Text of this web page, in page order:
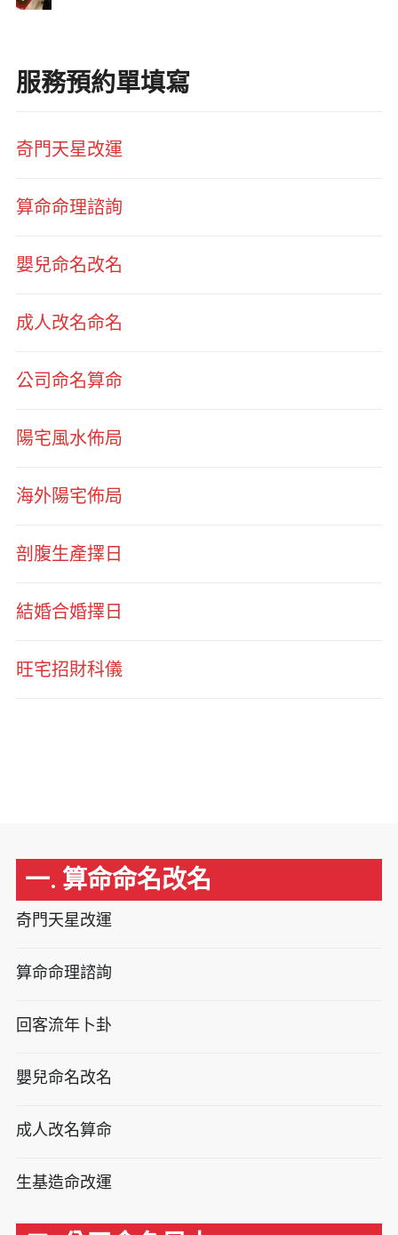
服務預約單填寫
奇門天星改運
算命命理諮詢
嬰兒命名改名
成人改名命名
公司命名算命
陽宅風水佈局
海外陽宅佈局
剖腹生產擇日
結婚合婚擇日
旺宅招財科儀
一. 算命命名改名
奇門天星改運
算命命理諮詢
回客流年卜卦
嬰兒命名改名
成人改名算命
生基造命改運